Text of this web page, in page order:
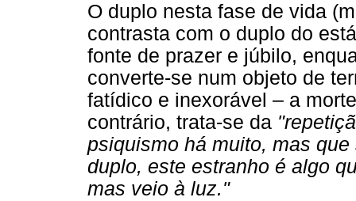
O duplo nesta fase de vida
contrasta com o duplo do
fonte de prazer e júbilo,
converte-se num objeto de
fatídico e inexorável – a
contrário, trata-se da
psiquismo há muito, mas
duplo, este estranho é algo
mas veio à luz."